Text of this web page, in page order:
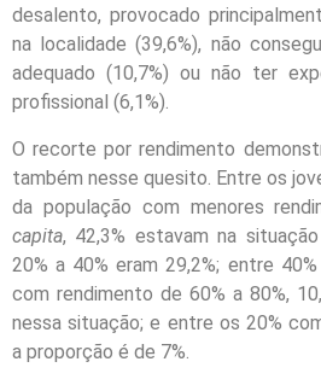
desalento, provocado
na localidade (39,6%), não
adequado (10,7%) ou não ter
profissional (6,1%).
O recorte por rendimento
também nesse quesito. Entre os
da população com menores
capita, 42,3% estavam na
20% a 40% eram 29,2%; entre
com rendimento de 60% a 80%,
nessa situação; e entre os 20%
a proporção é de 7%.